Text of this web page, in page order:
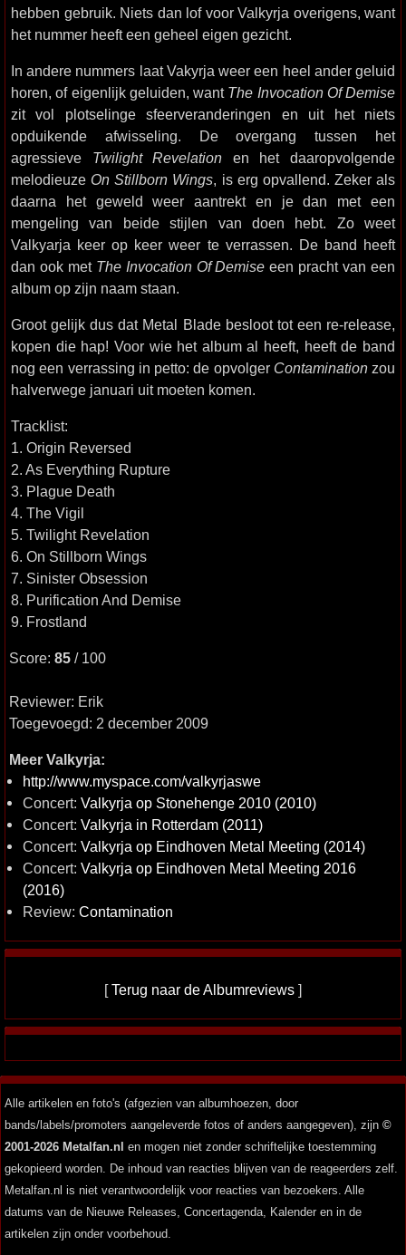
hebben gebruik. Niets dan lof voor Valkyrja overigens, want
het nummer heeft een geheel eigen gezicht.
In andere nummers laat Vakyrja weer een heel ander geluid
horen, of eigenlijk geluiden, want The Invocation Of Demise
zit vol plotselinge sfeerveranderingen en uit het niets
opduikende afwisseling. De overgang tussen het
agressieve Twilight Revelation en het daaropvolgende
melodieuze On Stillborn Wings, is erg opvallend. Zeker als
daarna het geweld weer aantrekt en je dan met een
mengeling van beide stijlen van doen hebt. Zo weet
Valkyarja keer op keer weer te verrassen. De band heeft
dan ook met The Invocation Of Demise een pracht van een
album op zijn naam staan.
Groot gelijk dus dat Metal Blade besloot tot een re-release,
kopen die hap! Voor wie het album al heeft, heeft de band
nog een verrassing in petto: de opvolger Contaminationzou
halverwege januari uit moeten komen.
Tracklist:
1. Origin Reversed
2. As Everything Rupture
3. Plague Death
4. The Vigil
5. Twilight Revelation
6. On Stillborn Wings
7. Sinister Obsession
8. Purification And Demise
9. Frostland
Score: 85 / 100
Reviewer: Erik
Toegevoegd: 2 december 2009
Meer Valkyrja:
http://www.myspace.com/valkyrjaswe
Concert: Valkyrja op Stonehenge 2010 (2010)
Concert: Valkyrja in Rotterdam (2011)
Concert: Valkyrja op Eindhoven Metal Meeting (2014)
Concert: Valkyrja op Eindhoven Metal Meeting 2016
(2016)
Review: Contamination
[Terug naar de Albumreviews ]
Alle artikelen en foto's (afgezien van albumhoezen, door
bands/labels/promoters aangeleverde fotos of anders aangegeven), zijn ©
2001-2026 Metalfan.nl en mogen niet zonder schriftelijke toestemming
gekopieerd worden. De inhoud van reacties blijven van de reageerders zelf.
Metalfan.nl is niet verantwoordelijk voor reacties van bezoekers. Alle
datums van de Nieuwe Releases, Concertagenda, Kalender en in de
artikelen zijn onder voorbehoud.